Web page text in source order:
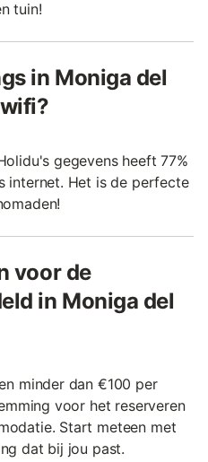
tuin!
in Moniga del
gegevens heeft 77%
internet. Het is de perfecte
voor de
in Moniga del
minder dan €100 per
voor het reserveren
Start meteen met
dat bij jou past.